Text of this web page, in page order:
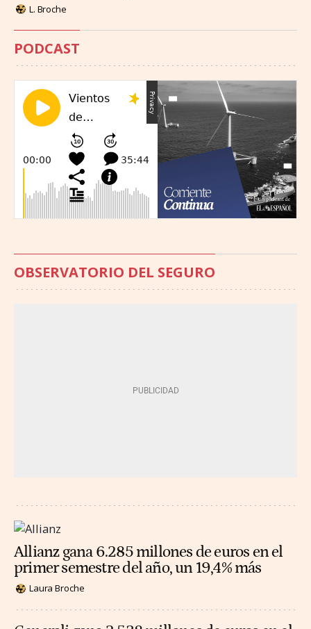
L. Broche
PODCAST
OBSERVATORIO DEL SEGURO
Allianz gana 6.285 millones de euros en el
primer semestre del año, un 19,4% más
Laura Broche